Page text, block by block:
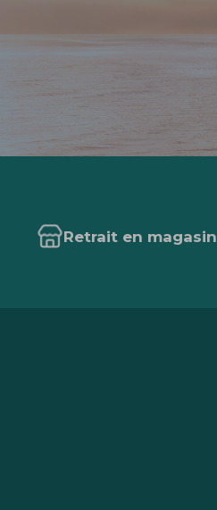
Retrait en magasin